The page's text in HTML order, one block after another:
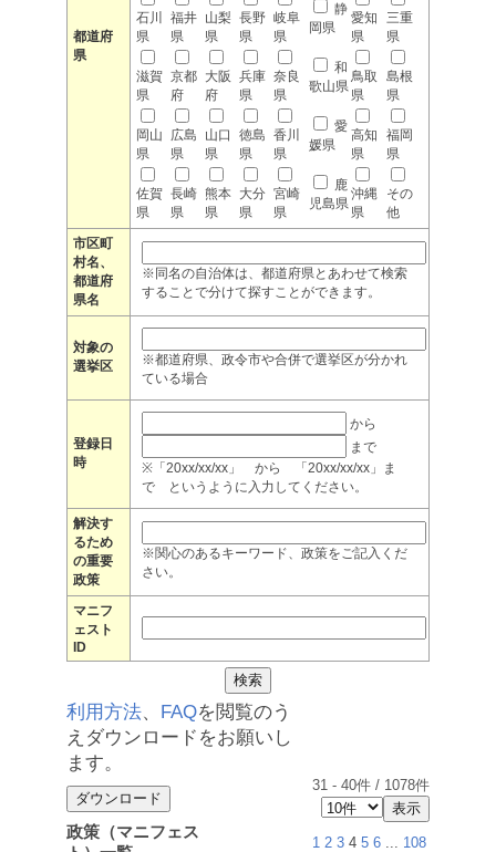
都道府
県
石川
県
福井
県
山梨
県
長野
県
岐阜
県
静
岡県
愛知
県
三重
県
滋賀
県
京都
府
大阪
府
兵庫
県
奈良
県
和
歌山県
鳥取
県
島根
県
岡山
県
広島
県
山口
県
徳島
県
香川
県
愛
媛県
高知
県
福岡
県
佐賀
県
長崎
県
熊本
県
大分
県
宮崎
県
鹿
児島県
沖縄
県
その
他
市区町
村名、
都道府
県名
※同名の自治体は、都道府県とあわせて検索
することで分けて探すことができます。
対象の
選挙区
※都道府県、政令市や合併で選挙区が分かれ
ている場合
登録日
時
から
まで
※「20xx/xx/xx」 から 「20xx/xx/xx」ま
で というように入力してください。
解決す
るため
の重要
政策
※関心のあるキーワード、政策をご記入くだ
さい。
マニフ
ェスト
ID
利用方法、 FAQを閲覧のう
えダウンロードをお願いし
ます。
31 - 40件 / 1078件
政策（マニフェス
1 2 3 4 5 6 ... 108